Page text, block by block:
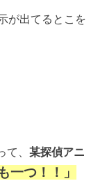
が出てるとこを
て、某探偵アニ
一つ！！」